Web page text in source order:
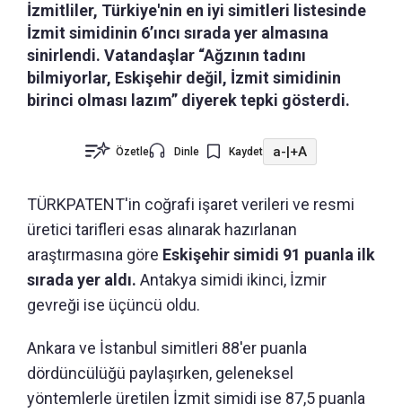
İzmitliler, Türkiye'nin en iyi simitleri listesinde
İzmit simidinin 6’ıncı sırada yer almasına
sinirlendi. Vatandaşlar “Ağzının tadını
bilmiyorlar, Eskişehir değil, İzmit simidinin
birinci olması lazım” diyerek tepki gösterdi.
Özetle Dinle Kaydet a-|+A
TÜRKPATENT'in coğrafi işaret verileri ve resmi
üretici tarifleri esas alınarak hazırlanan
araştırmasına göre Eskişehir simidi 91 puanla ilk
sırada yer aldı. Antakya simidi ikinci, İzmir
gevreği ise üçüncü oldu.
Ankara ve İstanbul simitleri 88'er puanla
dördüncülüğü paylaşırken, geleneksel
yöntemlerle üretilen İzmit simidi ise 87,5 puanla